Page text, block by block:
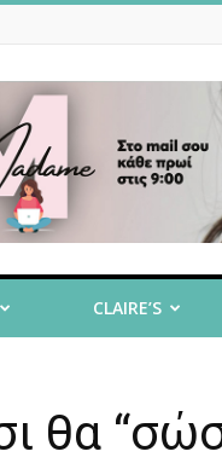
CLAIRE’S
θα